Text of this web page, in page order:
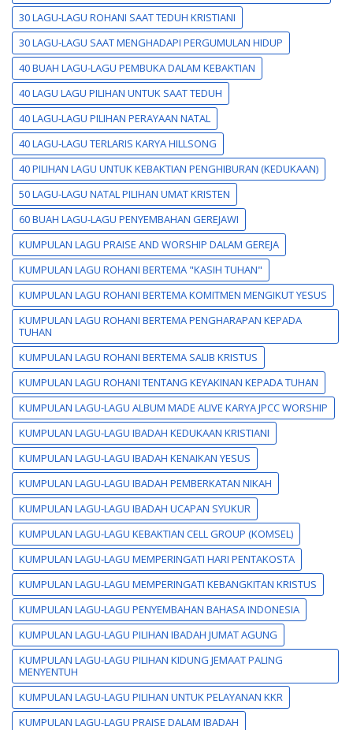
30 LAGU-LAGU ROHANI SAAT TEDUH KRISTIANI
30 LAGU-LAGU SAAT MENGHADAPI PERGUMULAN HIDUP
40 BUAH LAGU-LAGU PEMBUKA DALAM KEBAKTIAN
40 LAGU LAGU PILIHAN UNTUK SAAT TEDUH
40 LAGU-LAGU PILIHAN PERAYAAN NATAL
40 LAGU-LAGU TERLARIS KARYA HILLSONG
40 PILIHAN LAGU UNTUK KEBAKTIAN PENGHIBURAN (KEDUKAAN)
50 LAGU-LAGU NATAL PILIHAN UMAT KRISTEN
60 BUAH LAGU-LAGU PENYEMBAHAN GEREJAWI
KUMPULAN LAGU PRAISE AND WORSHIP DALAM GEREJA
KUMPULAN LAGU ROHANI BERTEMA "KASIH TUHAN"
KUMPULAN LAGU ROHANI BERTEMA KOMITMEN MENGIKUT YESUS
KUMPULAN LAGU ROHANI BERTEMA PENGHARAPAN KEPADA
TUHAN
KUMPULAN LAGU ROHANI BERTEMA SALIB KRISTUS
KUMPULAN LAGU ROHANI TENTANG KEYAKINAN KEPADA TUHAN
KUMPULAN LAGU-LAGU ALBUM MADE ALIVE KARYA JPCC WORSHIP
KUMPULAN LAGU-LAGU IBADAH KEDUKAAN KRISTIANI
KUMPULAN LAGU-LAGU IBADAH KENAIKAN YESUS
KUMPULAN LAGU-LAGU IBADAH PEMBERKATAN NIKAH
KUMPULAN LAGU-LAGU IBADAH UCAPAN SYUKUR
KUMPULAN LAGU-LAGU KEBAKTIAN CELL GROUP (KOMSEL)
KUMPULAN LAGU-LAGU MEMPERINGATI HARI PENTAKOSTA
KUMPULAN LAGU-LAGU MEMPERINGATI KEBANGKITAN KRISTUS
KUMPULAN LAGU-LAGU PENYEMBAHAN BAHASA INDONESIA
KUMPULAN LAGU-LAGU PILIHAN IBADAH JUMAT AGUNG
KUMPULAN LAGU-LAGU PILIHAN KIDUNG JEMAAT PALING
MENYENTUH
KUMPULAN LAGU-LAGU PILIHAN UNTUK PELAYANAN KKR
KUMPULAN LAGU-LAGU PRAISE DALAM IBADAH